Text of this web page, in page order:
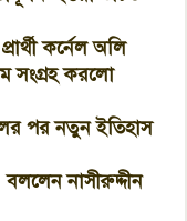
কর্নেল অলি
সংগ্রহ করলো
পর নতুন ইতিহাস
বললেন নাসীরুদ্দীন